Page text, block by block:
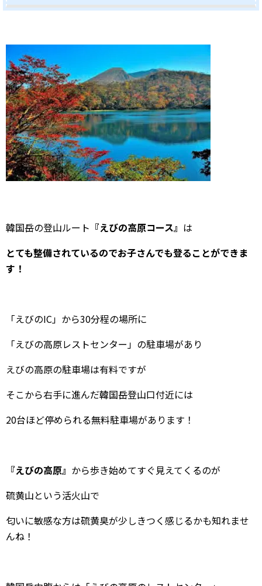
韓国岳の登山ルート 『えびの高原コース』 は
とても整備されているのでお子さんでも登ることができま
す！
「えびのIC」から30分程の場所に
「えびの高原レストセンター」の駐車場があり
えびの高原の駐車場は有料ですが
そこから右手に進んだ韓国岳登山口付近には
20台ほど停められる無料駐車場があります！
『えびの高原』 から歩き始めてすぐ見えてくるのが
硫黄山という活火山で
匂いに敏感な方は硫黄臭が少しきつく感じるかも知れませ
んね！